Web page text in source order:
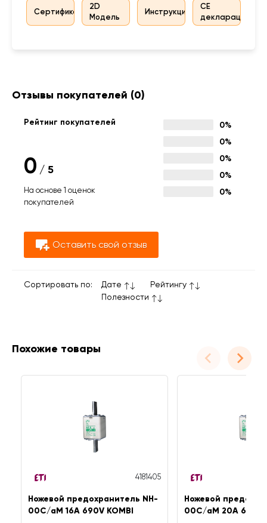
Сертификат
2D
Модель
Инструкция
CE
декларация
Отзывы покупателей (0)
Рейтинг покупателей
0 / 5
На основе 1 оценок
покупателей
0%
0%
0%
0%
0%
Оставить свой отзыв
Сортировать по: Дате
Рейтингу
Полезности
Похожие товары
4181405
Ножевой предохранитель NH-
00C/aM 16A 690V KOMBI
Ножевой
00C/aM 20A 690V